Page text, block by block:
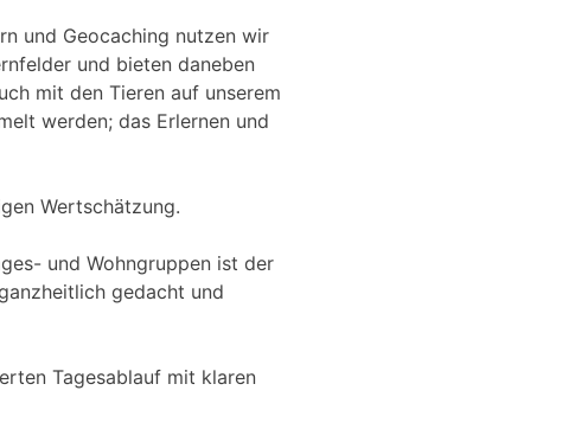
und Geocaching nutzen wir
und bieten daneben
mit den Tieren auf unserem
werden; das Erlernen und
Wertschätzung.
und Wohngruppen ist der
gedacht und
Tagesablauf mit klaren